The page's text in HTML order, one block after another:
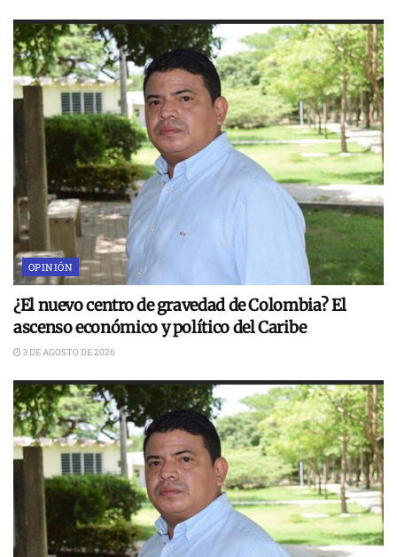
OPINIÓN
¿El nuevo centro de gravedad de Colombia? El
ascenso económico y político del Caribe
3 DE AGOSTO DE 2026